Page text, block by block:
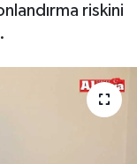
riskini